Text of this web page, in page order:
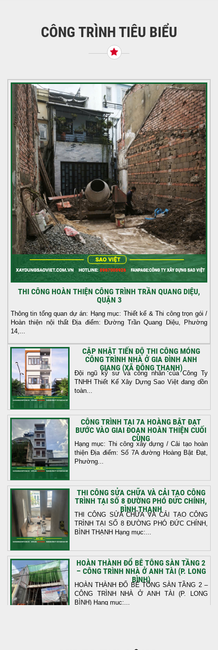
CÔNG TRÌNH TIÊU BIỂU
THI CÔNG HOÀN THIỆN CÔNG TRÌNH TRẦN QUANG DIỆU,
QUẬN 3
Thông tin tổng quan dự án: Hạng mục: Thiết kế & Thi công trọn gói /
Hoàn thiện nội thất Địa điểm: Đường Trần Quang Diệu, Phường
14,...
CẬP NHẬT TIẾN ĐỘ THI CÔNG MÓNG
CÔNG TRÌNH NHÀ Ở GIA ĐÌNH ANH
GIANG (XÃ ĐÔNG THẠNH)
Đội ngũ kỹ sư và công nhân của Công Ty
TNHH Thiết Kế Xây Dựng Sao Việt đang dồn
toàn...
CÔNG TRÌNH TẠI 7A HOÀNG BẬT ĐẠT
BƯỚC VÀO GIAI ĐOẠN HOÀN THIỆN CUỐI
CÙNG
Hạng mục: Thi công xây dựng / Cải tạo hoàn
thiện Địa điểm: Số 7A đường Hoàng Bật Đạt,
Phường...
THI CÔNG SỬA CHỮA VÀ CẢI TẠO CÔNG
TRÌNH TẠI SỐ 8 ĐƯỜNG PHÓ ĐỨC CHÍNH,
BÌNH THẠNH
THI CÔNG SỬA CHỮA VÀ CẢI TẠO CÔNG
TRÌNH TẠI SỐ 8 ĐƯỜNG PHÓ ĐỨC CHÍNH,
BÌNH THẠNH Hạng mục:...
HOÀN THÀNH ĐỔ BÊ TÔNG SÀN TẦNG 2
– CÔNG TRÌNH NHÀ Ở ANH TÀI (P. LONG
BÌNH)
HOÀN THÀNH ĐỔ BÊ TÔNG SÀN TẦNG 2 –
CÔNG TRÌNH NHÀ Ở ANH TÀI (P. LONG
BÌNH) Hạng mục:...